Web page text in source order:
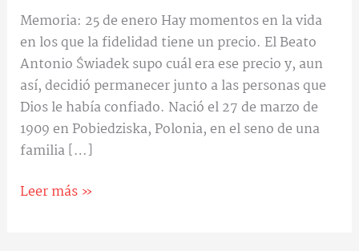
Memoria: 25 de enero Hay momentos en la vida
en los que la fidelidad tiene un precio. El Beato
Antonio Świadek supo cuál era ese precio y, aun
así, decidió permanecer junto a las personas que
Dios le había confiado. Nació el 27 de marzo de
1909 en Pobiedziska, Polonia, en el seno de una
familia […]
Leer más »